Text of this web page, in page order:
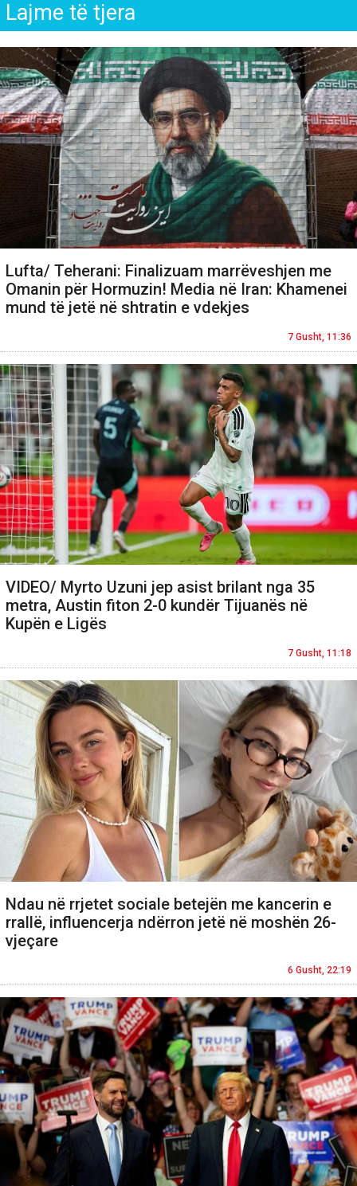
Lajme të tjera
Lufta/ Teherani: Finalizuam marrëveshjen me
Omanin për Hormuzin! Media në Iran: Khamenei
mund të jetë në shtratin e vdekjes
7 Gusht, 11:36
VIDEO/ Myrto Uzuni jep asist brilant nga 35
metra, Austin fiton 2-0 kundër Tijuanës në
Kupën e Ligës
7 Gusht, 11:18
Ndau në rrjetet sociale betejën me kancerin e
rrallë, influencerja ndërron jetë në moshën 26-
vjeçare
6 Gusht, 22:19